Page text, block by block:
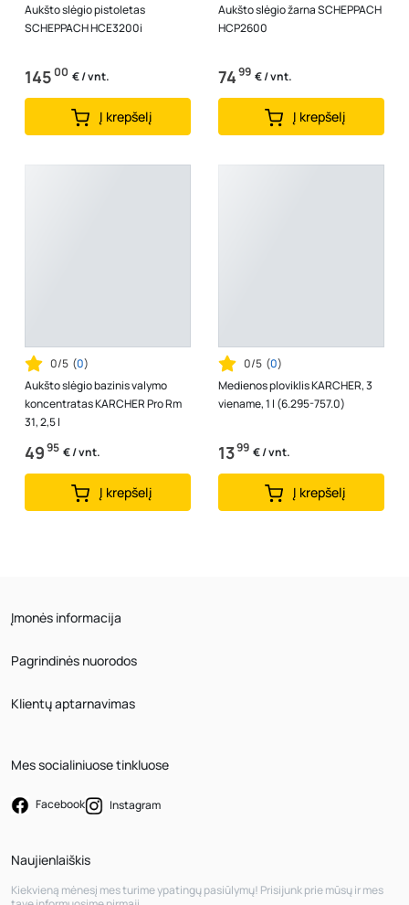
Aukšto slėgio pistoletas
SCHEPPACH HCE3200i
14500 € / vnt.
Į krepšelį
Aukšto slėgio žarna SCHEPPACH
HCP2600
7499 € / vnt.
Į krepšelį
0/5 (0)
Aukšto slėgio bazinis valymo
koncentratas KARCHER Pro Rm
31, 2,5 l
4995 € / vnt.
Į krepšelį
0/5 (0)
Medienos ploviklis KARCHER, 3
viename, 1 l (6.295-757.0)
1399 € / vnt.
Į krepšelį
Įmonės informacija
Pagrindinės nuorodos
Klientų aptarnavimas
Mes socialiniuose tinkluose
Facebook Instagram
Naujienlaiškis
Kiekvieną mėnesį mes turime ypatingų pasiūlymų! Prisijunk prie mūsų ir mes